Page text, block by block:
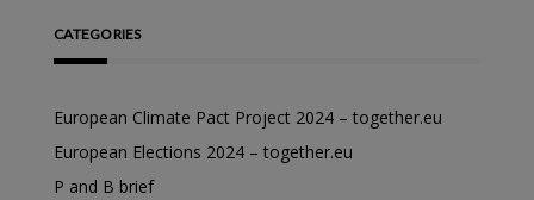
CATEGORIES
European Climate Pact Project 2024 – together.eu
European Elections 2024 – together.eu
P and B brief